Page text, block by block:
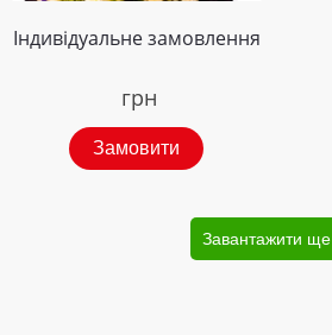
Індивідуальне замовлення
грн
Замовити
Завантажити ще